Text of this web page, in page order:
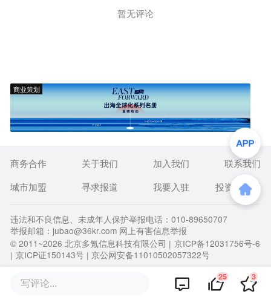
暂无评论
商业策划
写评论... 25 3
商务合作 关于我们 加入我们
联系我们
城市加盟
寻求报道 我要入驻 投资者关系
违法和不良信息、未成年人保护举报电话：010-89650707
举报邮箱：jubao@36kr.com 网上有害信息举报
© 2011~2026 北京多氪信息科技有限公司 | 京ICP备12031756号-6
| 京ICP证150143号 | 京公网安备11010502057322号